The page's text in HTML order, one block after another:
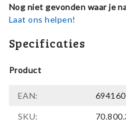
Nog niet gevonden waar je
Laat ons helpen!
Specificaties
Product
EAN:
SKU: